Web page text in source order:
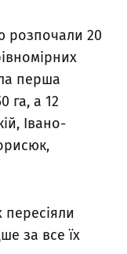
розпочали 20
перша
га, а 12
Івано-
за все їх